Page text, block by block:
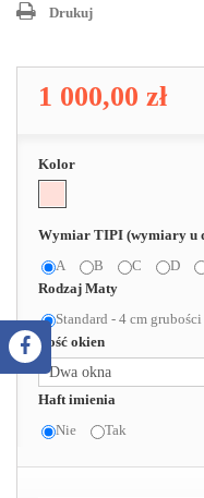
Drukuj
1 000,00 zł
Kolor
Wymiar TIPI (wymiary u
A
B C D
Rodzaj Maty
Standard - 4 cm grubości
Ilość okien
Haft imienia
Nie
Tak